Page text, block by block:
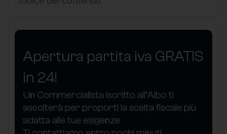
Apertura partita iva GRATIS
in 24!
Un Commercialista iscritto all’Albo ti
ascolterà per proporti la scelta fiscale più
adatta alle tue esigenze